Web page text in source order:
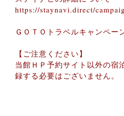
https://staynavi.direct/
ＧＯＴＯトラベルキャンペ
【ご注意ください】
当館ＨＰ予約サイト以外の
録する必要はございません。